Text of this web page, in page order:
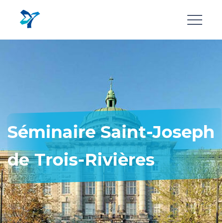
contenu
principal
Séminaire Saint-Joseph
de Trois-Rivières